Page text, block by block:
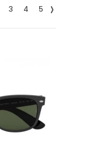
3 4 5